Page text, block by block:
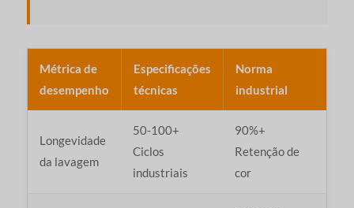
Métrica de
desempenho
Especificações
técnicas
Norma
industrial
Longevidade
da lavagem
50-100+
Ciclos
industriais
90%+
Retenção de
cor